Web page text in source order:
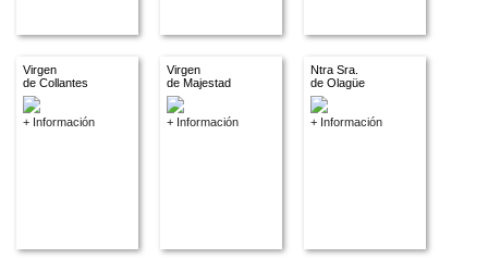
Virgen
de Collantes
+ Información
Virgen
de Majestad
+ Información
Ntra Sra.
de Olagüe
+ Información